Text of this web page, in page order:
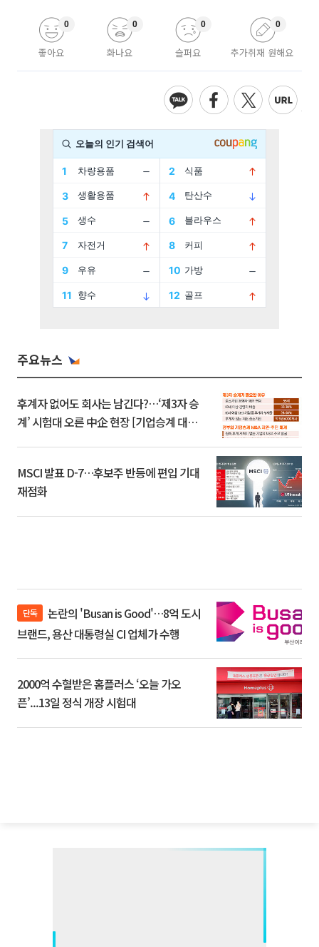
좋아요
0
화나요
0
슬퍼요
0
추가취재 원해요
0
주요뉴스
후계자 없어도 회사는 남긴다?…‘제3자 승
계’ 시험대 오른 中企 현장 [기업승계 대전
MSCI 발표 D-7…후보주 반등에 편입 기대
재점화
단독
브랜드, 용산 대통령실 CI 업체가 수행
2000억 수혈받은 홈플러스 ‘오늘 가오
픈’...13일 정식 개장 시험대